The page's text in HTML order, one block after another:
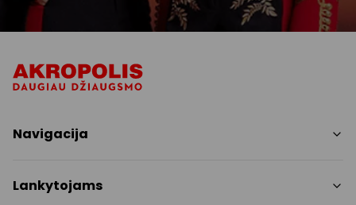
Navigacija
Paslaugos
Lankytojams